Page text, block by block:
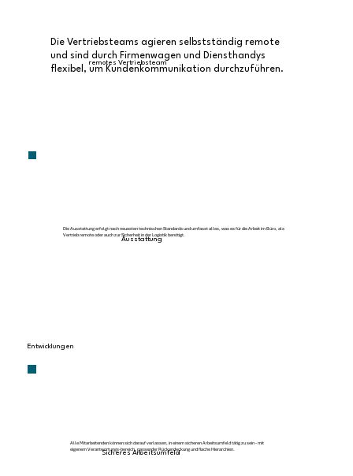
Die Vertriebsteams agieren selbstständig remote
und sind durch Firmenwagen und Diensthandys
flexibel, um Kundenkommunikation durchzuführen.
remotes Vertriebsteam
Die Ausstattung erfolgt nach neuesten technischen Standards und umfasst alles, was es für die Arbeit im Büro, als
Vertrieb remote oder auch zur Sicherheit in der Logistik benötigt.
Ausstattung
Entwicklungen
Alle Mitarbeitenden können sich darauf verlassen, in einem sicheren Arbeitsumfeld tätig zu sein - mit
eigenem Verantwortungs-bereich, passender Rückendeckung und flache Hierarchien.
Sicheres Arbeitsumfeld